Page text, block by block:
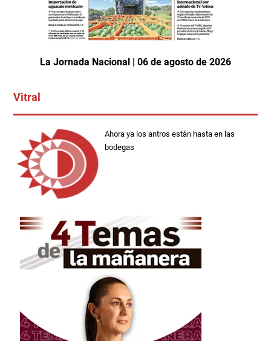
La Jornada Nacional | 06 de agosto de 2026
Vitral
Ahora ya los antros estàn hasta en las
bodegas